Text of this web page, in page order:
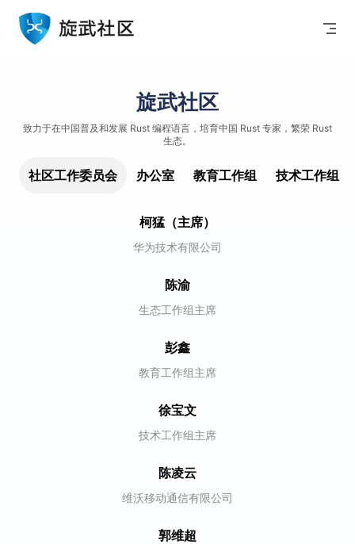
Skip to content
旋武社区
致力于在中国普及和发展 Rust 编程语言，培育中国 Rust 专家，繁荣 Rust
生态。
社区工作委员会 办公室 教育工作组 技术工作组
柯猛（主席）
华为技术有限公司
陈渝
生态工作组主席
彭鑫
教育工作组主席
徐宝文
技术工作组主席
陈凌云
维沃移动通信有限公司
郭维超